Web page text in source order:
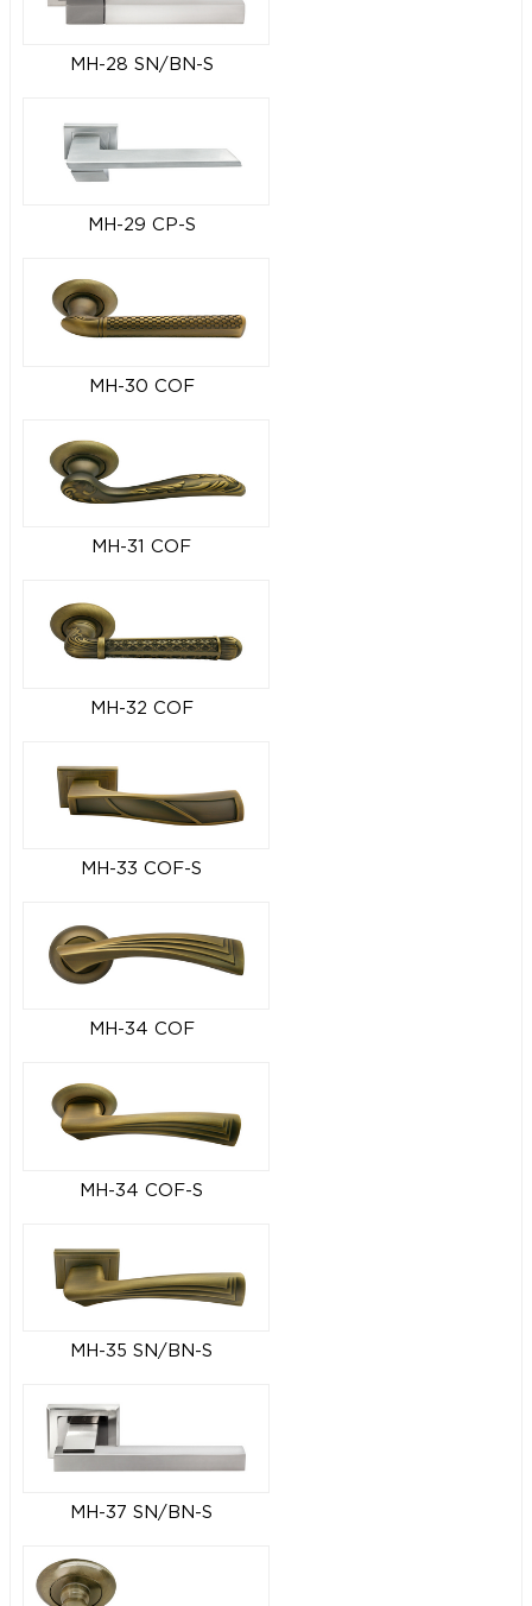
MH-28 SN/BN-S
MH-29 CP-S
MH-30 COF
MH-31 COF
MH-32 COF
MH-33 COF-S
MH-34 COF
MH-34 COF-S
MH-35 SN/BN-S
MH-37 SN/BN-S